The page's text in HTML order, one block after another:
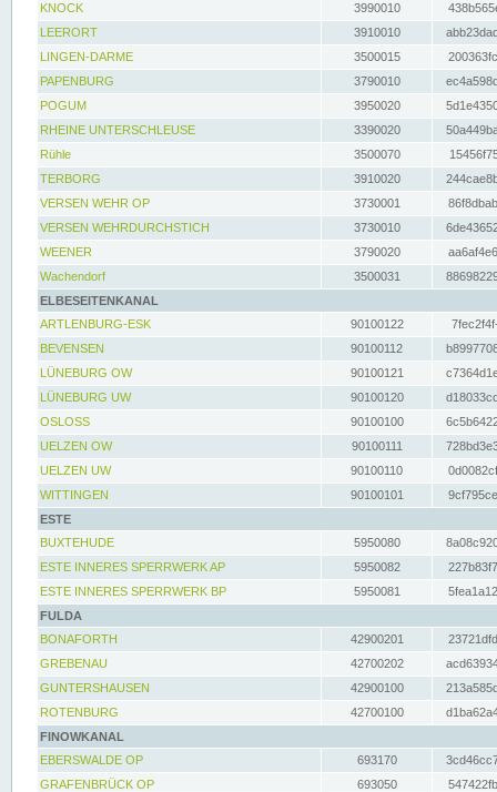
KNOCK
3990010
LEERORT
3910010
LINGEN-DARME
3500015
PAPENBURG
3790010
POGUM
3950020
RHEINE UNTERSCHLEUSE
3390020
Rühle
3500070
TERBORG
3910020
VERSEN WEHR OP
3730001
VERSEN WEHRDURCHSTICH
3730010
WEENER
3790020
Wachendorf
3500031
ELBESEITENKANAL
ARTLENBURG-ESK
90100122
BEVENSEN
90100112
LÜNEBURG OW
90100121
LÜNEBURG UW
90100120
OSLOSS
90100100
UELZEN OW
90100111
UELZEN UW
90100110
WITTINGEN
90100101
ESTE
BUXTEHUDE
5950080
ESTE INNERES SPERRWERK AP
5950082
ESTE INNERES SPERRWERK BP
5950081
FULDA
BONAFORTH
42900201
GREBENAU
42700202
GUNTERSHAUSEN
42900100
ROTENBURG
42700100
FINOWKANAL
EBERSWALDE OP
693170
GRAFENBRÜCK OP
693050